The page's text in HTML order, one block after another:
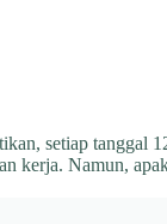
setiap tanggal
kerja. Namun,